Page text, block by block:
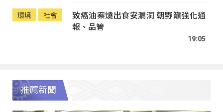
環境 社會
致癌油案燒出食安漏洞 朝野籲強化通
報、品管
19:05
推薦新聞